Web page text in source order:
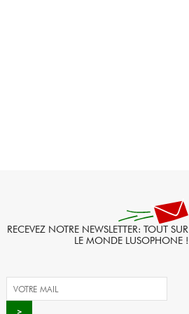
RECEVEZ NOTRE NEWSLETTER: TOUT SUR
LE MONDE LUSOPHONE !